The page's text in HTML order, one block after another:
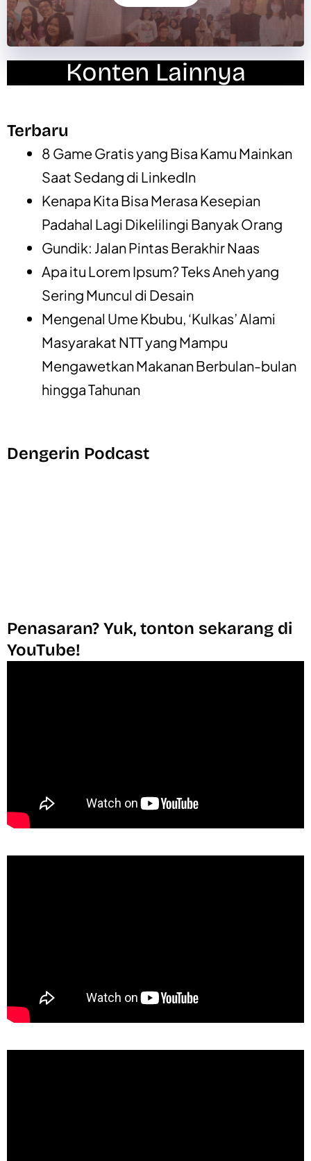
Konten Lainnya
Terbaru
8 Game Gratis yang Bisa Kamu Mainkan
Saat Sedang di LinkedIn
Kenapa Kita Bisa Merasa Kesepian
Padahal Lagi Dikelilingi Banyak Orang
Gundik: Jalan Pintas Berakhir Naas
Apa itu Lorem Ipsum? Teks Aneh yang
Sering Muncul di Desain
Mengenal Ume Kbubu, ‘Kulkas’ Alami
Masyarakat NTT yang Mampu
Mengawetkan Makanan Berbulan-bulan
hingga Tahunan
Dengerin Podcast
Penasaran? Yuk, tonton sekarang di
YouTube!